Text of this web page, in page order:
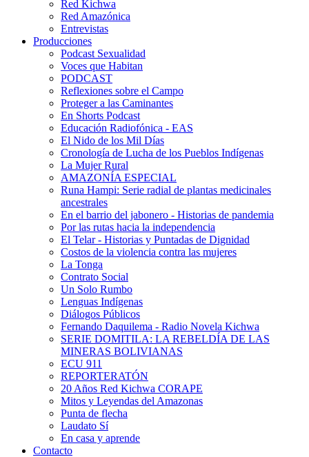
Red Kichwa
Red Amazónica
Entrevistas
Producciones
Podcast Sexualidad
Voces que Habitan
PODCAST
Reflexiones sobre el Campo
Proteger a las Caminantes
En Shorts Podcast
Educación Radiofónica - EAS
El Nido de los Mil Días
Cronología de Lucha de los Pueblos Indígenas
La Mujer Rural
AMAZONÍA ESPECIAL
Runa Hampi: Serie radial de plantas medicinales
ancestrales
En el barrio del jabonero - Historias de pandemia
Por las rutas hacia la independencia
El Telar - Historias y Puntadas de Dignidad
Costos de la violencia contra las mujeres
La Tonga
Contrato Social
Un Solo Rumbo
Lenguas Indígenas
Diálogos Públicos
Fernando Daquilema - Radio Novela Kichwa
SERIE DOMITILA: LA REBELDÍA DE LAS
MINERAS BOLIVIANAS
ECU 911
REPORTERATÓN
20 Años Red Kichwa CORAPE
Mitos y Leyendas del Amazonas
Punta de flecha
Laudato Sí
En casa y aprende
Contacto